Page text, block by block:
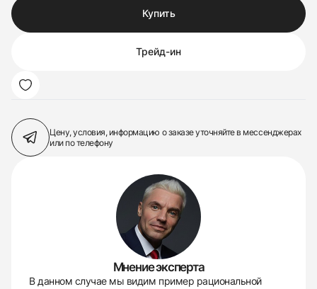
Купить
Трейд-ин
Цену, условия, информацию о заказеуточняйте в мессенджерах
или по телефону
Мнение эксперта
В данном случае мы видим пример рациональной